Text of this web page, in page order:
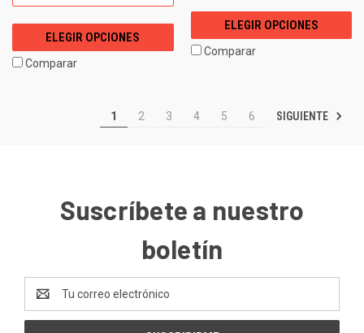
ELEGIR OPCIONES
Comparar
ELEGIR OPCIONES
Comparar
1 2 3 4 5 6 SIGUIENTE
Suscríbete a nuestro
boletín
de
correo